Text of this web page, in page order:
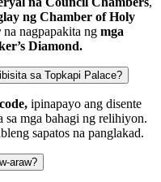
ng Chamber of Holy
na nagpapakita ng mga
Diamond.
sa Topkapi Palace?
ipinapayo ang disente
sa mga bahagi ng relihiyon.
sapatos na panglakad.
araw?